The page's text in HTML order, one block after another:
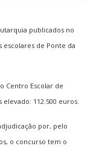
publicados no
de Ponte da
Centro Escolar de
112.500 euros.
por, pelo
o concurso tem o